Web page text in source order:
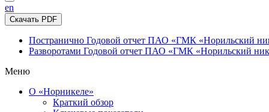
en
Скачать PDF
Постранично Годовой отчет ПАО «ГМК «Норильский
Разворотами Годовой отчет ПАО «ГМК «Норильский
Меню
О «Норникеле»
Краткий обзор